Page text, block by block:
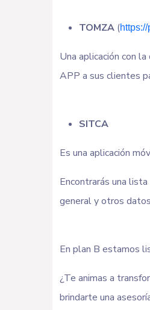
TOMZA (
Una aplicación con
APP a sus clientes
SITCA
Es una aplicación
Encontrarás una
general y otros
En plan B estamos
¿Te animas a
brindarte una